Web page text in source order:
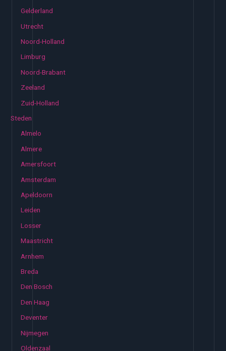
Gelderland
Utrecht
Noord-Holland
Limburg
Noord-Brabant
Zeeland
Zuid-Holland
Steden
Almelo
Almere
Amersfoort
Amsterdam
Apeldoorn
Leiden
Losser
Maastricht
Arnhem
Breda
Den Bosch
Den Haag
Deventer
Nijmegen
Oldenzaal